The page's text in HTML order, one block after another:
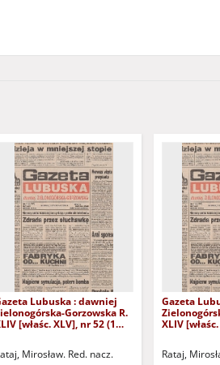
Lubuska : dawniej
Gorzowska R.
[właśc. XLV], nr 52 (1
Mirosław. Red. nacz.
Gazeta
XLIV
Rataj,